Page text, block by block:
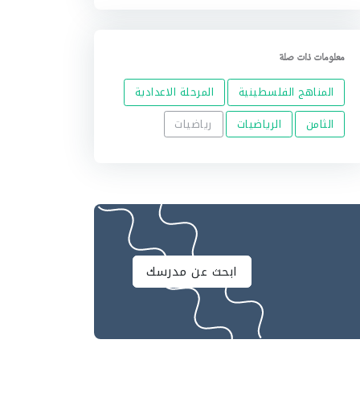
معلومات ذات صلة
المناهج الفلسطينية
المرحلة الاعدادية
الثامن
الرياضيات رياضيات
ابحث عن مدرسك